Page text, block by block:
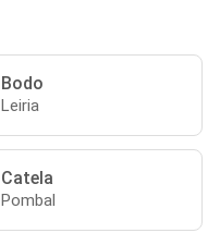
Bodo
Leiria
Catela
Pombal